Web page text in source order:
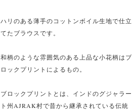
ハリのある薄手のコットンボイル生地で仕立
てたブラウスです。
和柄のような雰囲気のある上品な小花柄はブ
ロックプリントによるもの。
ブロックプリントとは、インドのグジャラー
ト州AJRAK村で昔から継承されている伝統